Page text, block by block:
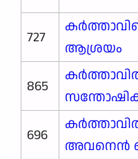
727
ആശ്രയം
865
696
അവനെൻ